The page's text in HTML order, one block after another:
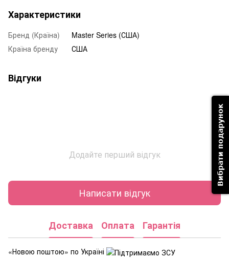
Характеристики
Бренд (Країна)
Master Series (США)
Країна бренду
США
Відгуки
Додайте перший відгук
Написати відгук
Доставка Оплата Гарантія
«Новою поштою» по Україні
Вибрати подарунок